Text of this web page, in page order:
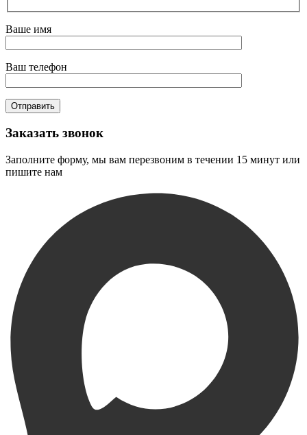
Ваше имя
Ваш телефон
Заказать звонок
Заполните форму, мы вам перезвоним в течении 15 минут или
пишите нам